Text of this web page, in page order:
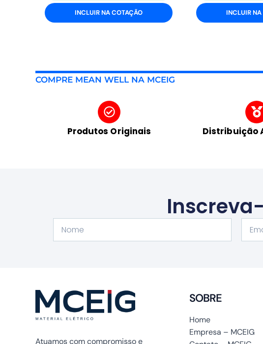
INCLUIR NA COTAÇÃO INCLUIR
COMPRE MEAN WELL NA MCEIG
Produtos Originais Distribuição
Atuamos com compromisso e
SOBRE
Home
Empresa – MCEIG